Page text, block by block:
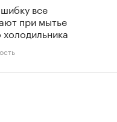
все
при мытье